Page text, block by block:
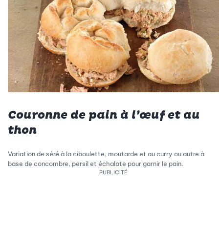
Couronne de pain à l’œuf et au
thon
Variation de séré à la ciboulette, moutarde et au curry ou autre à
base de concombre, persil et échalote pour garnir le pain.
PUBLICITÉ